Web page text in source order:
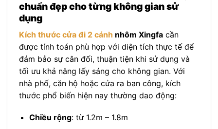
chuẩn đẹp cho từng không gian sử
dụng
Kích thước cửa đi 2 cánh nhôm Xingfa cần
được tính toán phù hợp với diện tích thực tế để
đảm bảo sự cân đối, thuận tiện khi sử dụng và
tối ưu khả năng lấy sáng cho không gian. Với
nhà phố, căn hộ hoặc cửa ra ban công, kích
thước phổ biến hiện nay thường dao động:
Chiều rộng: từ 1.2m – 1.8m